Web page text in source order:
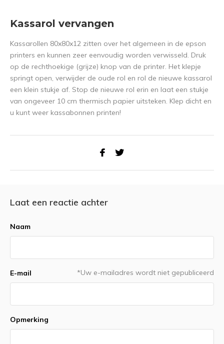
Kassarol vervangen
Kassarollen 80x80x12 zitten over het algemeen in de epson
printers en kunnen zeer eenvoudig worden verwisseld. Druk
op de rechthoekige (grijze) knop van de printer. Het klepje
springt open, verwijder de oude rol en rol de nieuwe kassarol
een klein stukje af. Stop de nieuwe rol erin en laat een stukje
van ongeveer 10 cm thermisch papier uitsteken. Klep dicht en
u kunt weer kassabonnen printen!
Laat een reactie achter
Naam
E-mail *Uw e-mailadres wordt niet gepubliceerd
Opmerking